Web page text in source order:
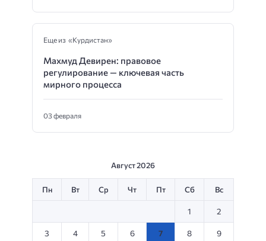
Еще из «Курдистан»
Махмуд Девирен: правовое
регулирование — ключевая часть
мирного процесса
03 февраля
Август 2026
Пн Вт Ср Чт Пт Сб Вс
1 2
3 4 5 6 7 8 9